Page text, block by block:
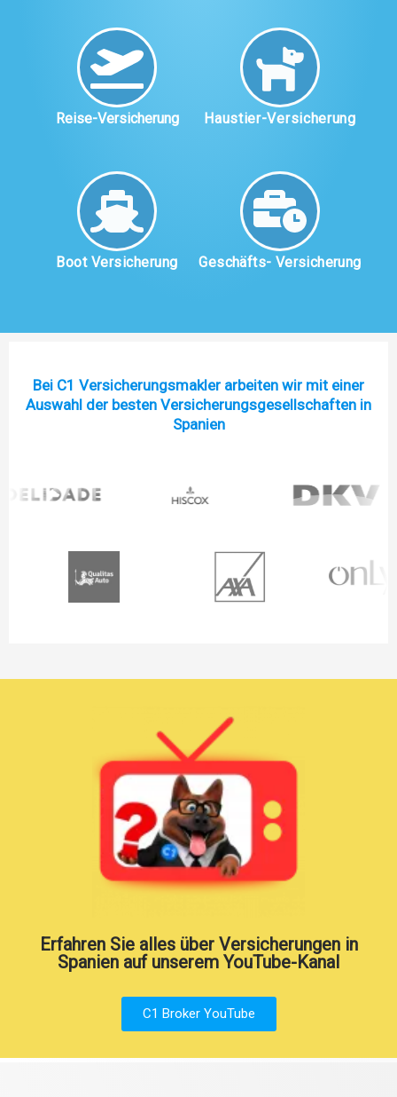
Reise-Versicherung Haustier-Versicherung
Boot Versicherung Geschäfts- Versicherung
Bei C1 Versicherungsmakler arbeiten wir mit einer
Auswahl der besten Versicherungsgesellschaften in
Spanien
Erfahren Sie alles über Versicherungen in
Spanien auf unserem YouTube-Kanal
C1 Broker YouTube